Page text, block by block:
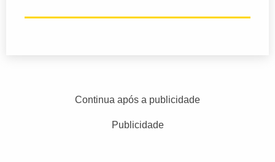
Continua após a publicidade
Publicidade